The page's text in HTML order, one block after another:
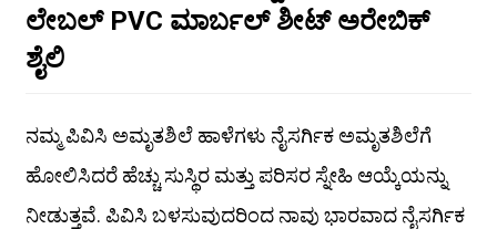
ಲೇಬಲ್ PVC ಮಾರ್ಬಲ್ ಶೀಟ್ ಅರೇಬಿಕ್
ಶೈಲಿ
ನಮ್ಮ ಪಿವಿಸಿ ಅಮೃತಶಿಲೆ ಹಾಳೆಗಳು ನೈಸರ್ಗಿಕ ಅಮೃತಶಿಲೆಗೆ
ಹೋಲಿಸಿದರೆ ಹೆಚ್ಚು ಸುಸ್ಥಿರ ಮತ್ತು ಪರಿಸರ ಸ್ನೇಹಿ ಆಯ್ಕೆಯನ್ನು
ನೀಡುತ್ತವೆ. ಪಿವಿಸಿ ಬಳಸುವುದರಿಂದ ನಾವು ಭಾರವಾದ ನೈಸರ್ಗಿಕ